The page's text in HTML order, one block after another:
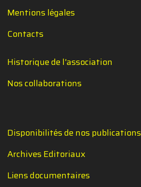
Mentions légales
Contacts
Historique de l'association
Nos collaborations
Disponibilités de nos publications
Archives Editoriaux
Liens documentaires